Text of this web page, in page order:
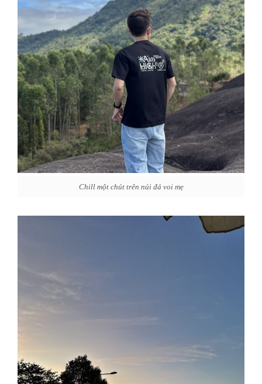
Chill một chút trên núi đá voi mẹ